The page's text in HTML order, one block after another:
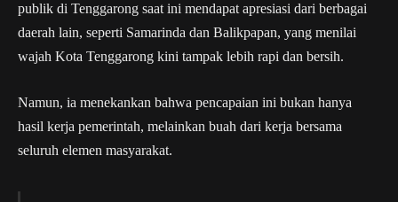
publik di Tenggarong saat ini mendapat apresiasi dari berbagai
daerah lain, seperti Samarinda dan Balikpapan, yang menilai
wajah Kota Tenggarong kini tampak lebih rapi dan bersih.
Namun, ia menekankan bahwa pencapaian ini bukan hanya
hasil kerja pemerintah, melainkan buah dari kerja bersama
seluruh elemen masyarakat.